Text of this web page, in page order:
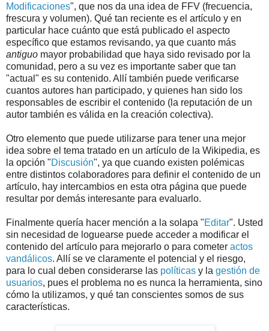
Modificaciones", que nos da una idea de FFV (frecuencia,
frescura y volumen). Qué tan reciente es el artículo y en
particular hace cuánto que está publicado el aspecto
específico que estamos revisando, ya que cuanto más
antiguo mayor probabilidad que haya sido revisado por la
comunidad, pero a su vez es importante saber que tan
"actual" es su contenido. Allí también puede verificarse
cuantos autores han participado, y quienes han sido los
responsables de escribir el contenido (la reputación de un
autor también es válida en la creación colectiva).
Otro elemento que puede utilizarse para tener una mejor
idea sobre el tema tratado en un artículo de la Wikipedia, es
la opción "Discusión", ya que cuando existen polémicas
entre distintos colaboradores para definir el contenido de un
artículo, hay intercambios en esta otra página que puede
resultar por demás interesante para evaluarlo.
Finalmente quería hacer mención a la solapa "Editar". Usted
sin necesidad de loguearse puede acceder a modificar el
contenido del artículo para mejorarlo o para cometer actos
vandálicos. Allí se ve claramente el potencial y el riesgo,
para lo cual deben considerarse las políticas y la gestión de
usuarios, pues el problema no es nunca la herramienta, sino
cómo la utilizamos, y qué tan conscientes somos de sus
características.